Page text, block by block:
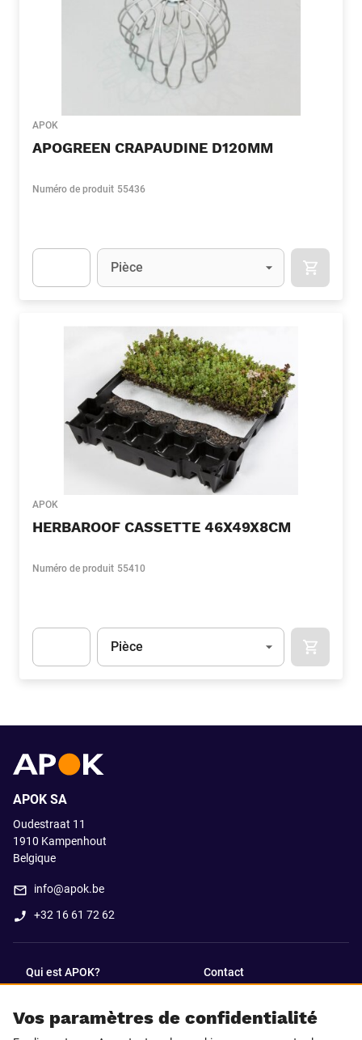
APOK
APOGREEN CRAPAUDINE D120MM
Numéro de produit 55436
Unité
Pièce
APOK
HERBAROOF CASSETTE 46X49X8CM
Numéro de produit 55410
Unité
Pièce
Vos paramètres de confidentialité
APOK SA
Oudestraat 11
1910 Kampenhout
Belgique
info@apok.be
+32 16 61 72 62
Qui est APOK? Contact
SUIVEZ-NOUS SUR